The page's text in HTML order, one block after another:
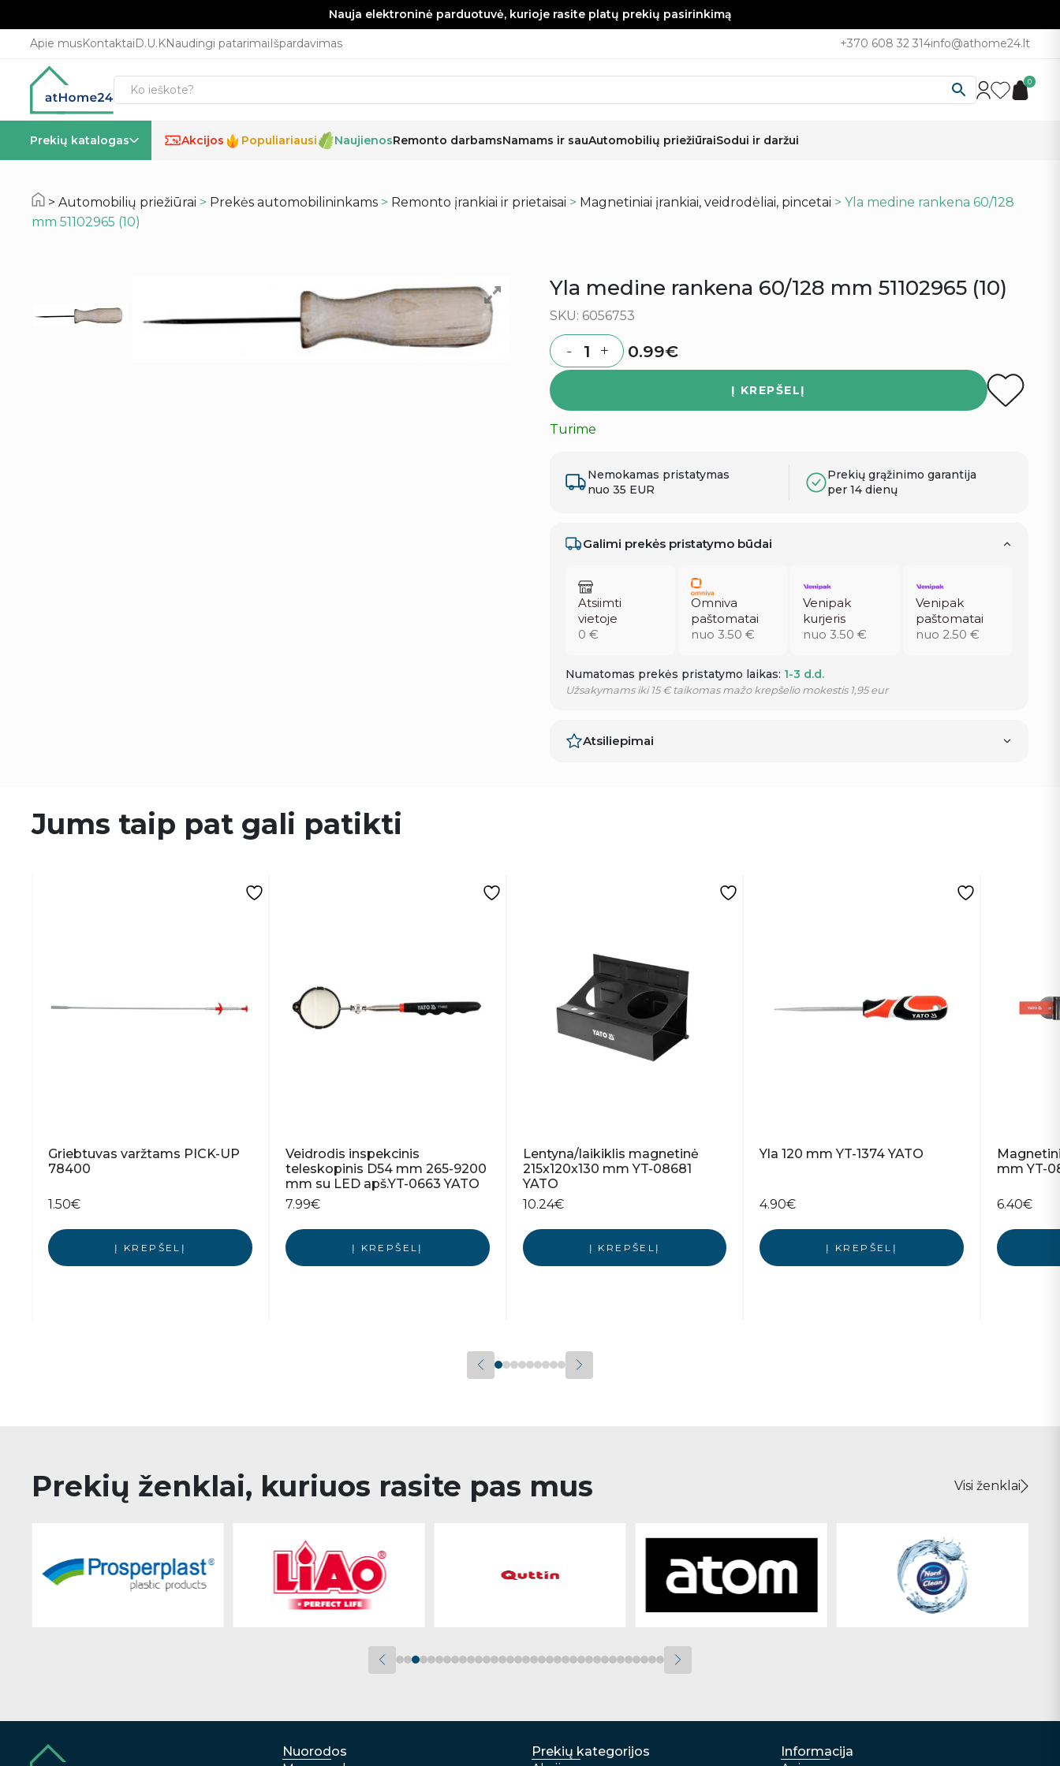
Nauja elektroninė parduotuvė, kurioje rasite platų prekių pasirinkimą
Apie musKontaktaiD.U.KNaudingi patarimaiIšpardavimas +370 608 32 314info@athome24.lt
0
Prekių katalogas % Akcijos Populiariausi NaujienosRemonto darbamsNamams ir sauAutomobilių priežiūraiSodui ir daržui
Automobilių priežiūrai > Prekės automobilininkams > Remonto įrankiai ir prietaisai > Magnetiniai įrankiai, veidrodėliai, pincetai > Yla medine rankena 60/128
mm 51102965 (10)
Yla medine rankena 60/128 mm 51102965 (10)
SKU: 6056753
Quantity
- + 0.99€
Į KREPŠELĮ
Turime
Nemokamas pristatymas
nuo 35 EUR
Prekių grąžinimo garantija
per 14 dienų
Galimi prekės pristatymo būdai
Atsiimti
vietoje
0 €
Omniva
paštomatai
nuo 3.50 €
Venipak
kurjeris
nuo 3.50 €
Venipak
paštomatai
nuo 2.50 €
Numatomas prekės pristatymo laikas: 1-3 d.d.
Užsakymams iki 15 € taikomas mažo krepšelio mokestis 1,95 eur
Atsiliepimai
Jums taip pat gali patikti
Griebtuvas varžtams PICK-UP
78400
1.50€
Į KREPŠELĮ
Veidrodis inspekcinis
teleskopinis D54 mm 265-9200
mm su LED apš.YT-0663 YATO
7.99€
Į KREPŠELĮ
Lentyna/laikiklis magnetinė
215x120x130 mm YT-08681
YATO
10.24€
Į KREPŠELĮ
Yla 120 mm YT-1374 YATO
4.90€
Į KREPŠELĮ
mm YT-
6.40€
Prekių ženklai, kuriuos rasite pas mus Visi ženklai
Nuorodos
Prekių kategorijos
Informacija